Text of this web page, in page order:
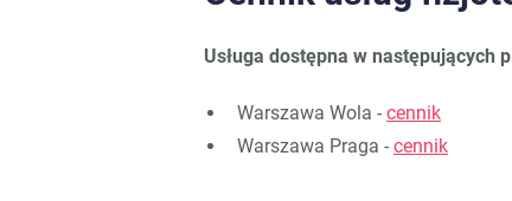
Usługa dostępna w następujących
Warszawa Wola - cennik
Warszawa Praga - cennik